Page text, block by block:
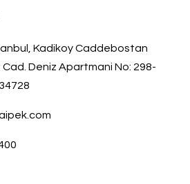
Kadikoy Caddebostan
Deniz Apartmani No: 298-